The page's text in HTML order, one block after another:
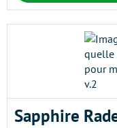
Sapphire